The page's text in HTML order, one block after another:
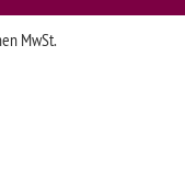
MwSt.